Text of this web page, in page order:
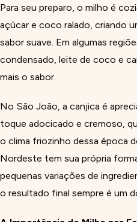
Para seu preparo, o milho é
açúcar e coco ralado, criando
sabor suave. Em algumas
condensado, leite de coco e
mais o sabor.
No São João, a canjica é
toque adocicado e cremoso,
o clima friozinho dessa época
Nordeste tem sua própria
pequenas variações de
o resultado final sempre é um